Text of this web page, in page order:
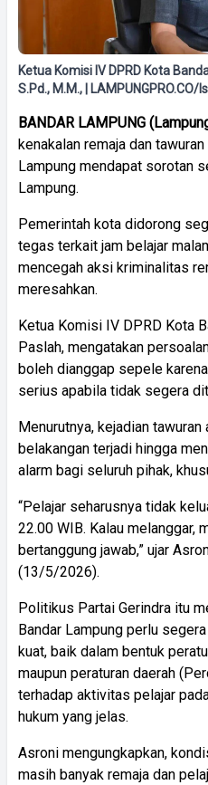
Ketua Komisi IV DPRD Kota
S.Pd., M.M., | LAMPUNGPRO.CO/
BANDAR LAMPUNG
kenakalan remaja dan
Lampung mendapat sorotan
Lampung.
Pemerintah kota didorong
tegas terkait jam belajar
mencegah aksi kriminalitas
meresahkan.
Ketua Komisi IV DPRD Kota
Paslah, mengatakan
boleh dianggap sepele
serius apabila tidak segera
Menurutnya, kejadian
belakangan terjadi hingga
alarm bagi seluruh pihak,
“Pelajar seharusnya tidak
22.00 WIB. Kalau melanggar,
bertanggung jawab,” ujar
(13/5/2026).
Politikus Partai Gerindra itu
Bandar Lampung perlu
kuat, baik dalam bentuk
maupun peraturan daerah
terhadap aktivitas pelajar
hukum yang jelas.
Asroni mengungkapkan,
masih banyak remaja dan